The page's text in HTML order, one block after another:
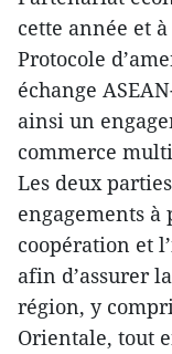
cette année et
Protocole
échange
ainsi un
commerce
Les deux
engagements
coopération et
afin d’assurer
région, y
Orientale, tout